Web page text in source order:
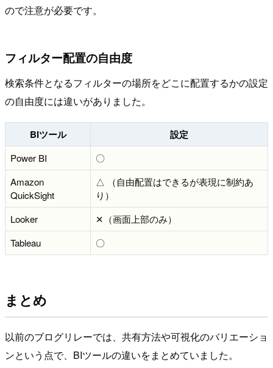
ので注意が必要です。
フィルター配置の自由度
検索条件となるフィルターの場所をどこに配置するかの設定
の自由度には違いがありました。
BIツール 設定
Power BI
〇
Amazon
QuickSight
△ （自由配置はできるが表現に制約あ
り）
Looker
✕（画面上部のみ）
Tableau
〇
まとめ
以前のブログリレーでは、共有方法や可視化のバリエーショ
ンという点で、BIツールの違いをまとめていました。